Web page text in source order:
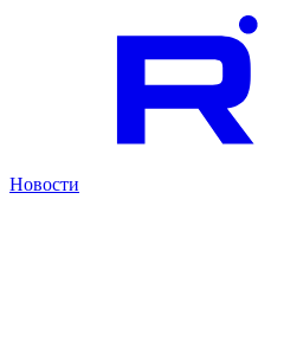
Новости